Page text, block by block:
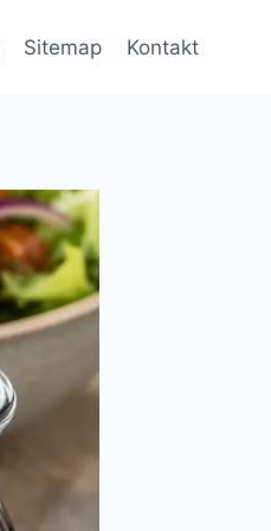
Sitemap Kontakt